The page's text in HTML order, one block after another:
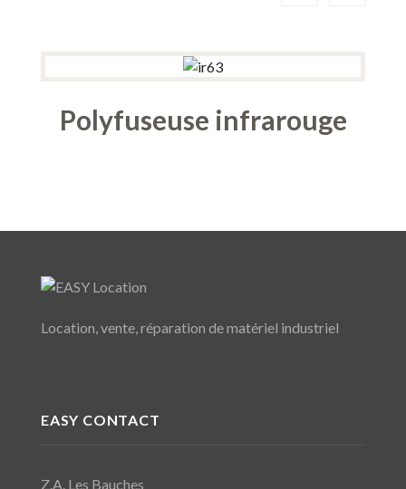
Polyfuseuse infrarouge
Location, vente, réparation de matériel industriel
EASY CONTACT
Z.A. Les Bauches